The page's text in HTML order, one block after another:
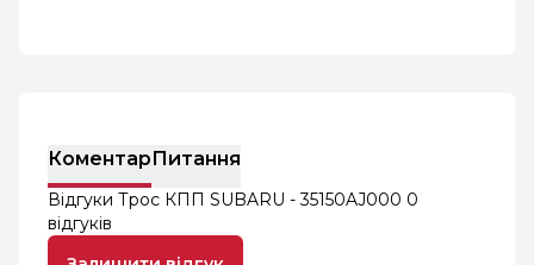
КоментарПитання
Відгуки Трос КПП SUBARU - 35150AJ000 0
відгуків